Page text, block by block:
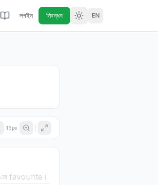
লগইন নিবন্ধন EN
16px
এর favourite।